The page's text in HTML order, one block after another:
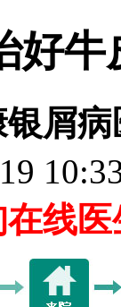
好牛
屑病
在线医